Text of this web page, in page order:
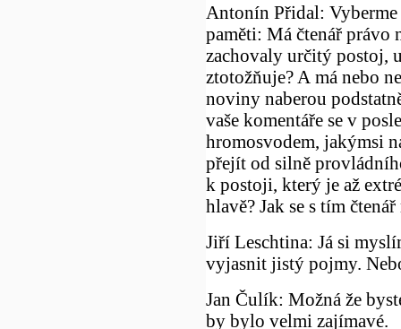
Antonín Přidal: Vyberme
paměti: Má čtenář právo
zachovaly určitý postoj,
ztotožňuje? A má nebo
noviny naberou
vaše komentáře se v
hromosvodem, jakýmsi
přejít od silně
k postoji, který je až
hlavě? Jak se s tím
Jiří Leschtina: Já si
vyjasnit jistý pojmy.
Jan Čulík: Možná že
by bylo velmi zajímavé.